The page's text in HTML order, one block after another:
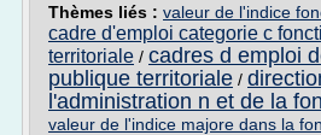
Thèmes liés : valeur de l'indice
cadre d'emploi categorie c
territoriale / cadres d emploi
publique territoriale /
l'administration n et de la
valeur de l'indice majore dans la